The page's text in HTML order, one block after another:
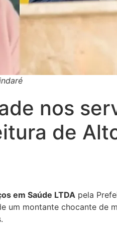
nos
de
em Saúde LTDA pela
um montante chocante de